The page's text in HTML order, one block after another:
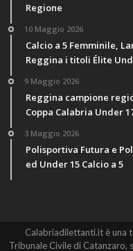
Regione
10 Maggio 2026
Calcio a 5 Femminile,
Reggina i titoli Élite
9 Maggio 2026
Reggina campione
Coppa Calabria Under
3 Maggio 2026
Polisportiva Futura e
ed Under 15 Calcio a 5
Calabriadilettanti.it è una
Tribunale Civile di Catanzaro,